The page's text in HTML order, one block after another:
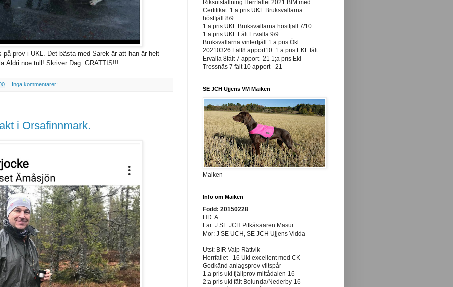
prov i UKL. Det bästa med Sarek är att han är helt
noe tull! Skriver Dag. GRATTIS!!!
Inga kommentarer:
i Orsafinnmark.
Riksutställning Herrfallet 2021 BIM med
Certifikat. 1:a pris UKL Bruksvallarna
höstfjäll 8/9
1:a pris UKL Bruksvallarna höstfjäll 7/10
1:a pris UKL Fält Ervalla 9/9.
Bruksvallarna vinterfjäll 1:a pris Ökl
20210326 Fält8 apport10. 1:a pris EKL fält
Ervalla 8fält 7 apport -21 1;a pris Ekl
Trossnäs 7 fält 10 apport - 21
SE JCH Ujjens VM Maiken
Maiken
Info om Maiken
Född: 20150228
HD: A
Far: J SE JCH Pitkäsaaren Masur
Mor: J SE UCH, SE JCH Ujjens Vidda
Utst: BIR Valp Rättvik
Herrfallet - 16 Ukl excellent med CK
Godkänd anlagsprov viltspår
1.a pris ukl fjällprov mittådalen-16
2:a pris ukl fält Bolunda/Nederby-16